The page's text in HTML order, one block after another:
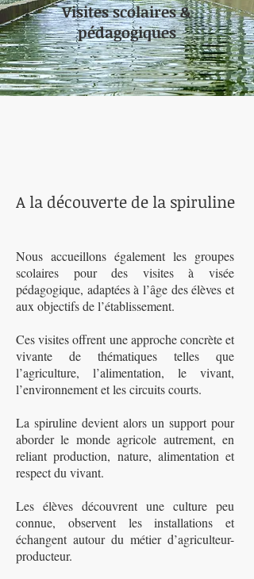
Visites scolaires &
pédagogiques
A la découverte de la spiruline
Nous accueillons également les groupes
scolaires pour des visites à visée
pédagogique, adaptées à l’âge des élèves et
aux objectifs de l’établissement.
Ces visites offrent une approche concrète et
vivante de thématiques telles que
l’agriculture, l’alimentation, le vivant,
l’environnement et les circuits courts.
La spiruline devient alors un support pour
aborder le monde agricole autrement, en
reliant production, nature, alimentation et
respect du vivant.
Les élèves découvrent une culture peu
connue, observent les installations et
échangent autour du métier d’agriculteur-
producteur.